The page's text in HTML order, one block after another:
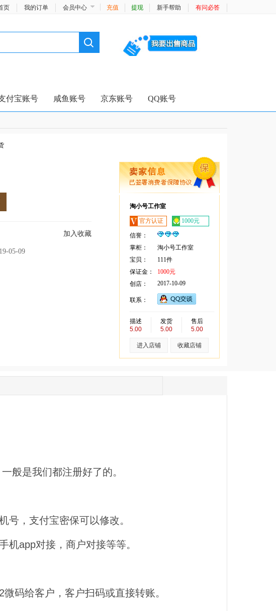
页 我的订单 会员中心 充值 提现 新手帮助 有问必答
付宝账号 咸鱼账号 京东账号 QQ账号
加入收藏
05-09
淘小号工作室
官方认证 1000元
信誉：
掌柜：
淘小号工作室
宝贝：
111件
保证金：
1000元
创店：
2017-10-09
联系：
描述
5.00
发货
5.00
售后
5.00
进入店铺 收藏店铺
般是我们都注册好了的。
号，支付宝密保可以修改。
机app对接，商户对接等等。
码给客户，客户扫码或直接转账。